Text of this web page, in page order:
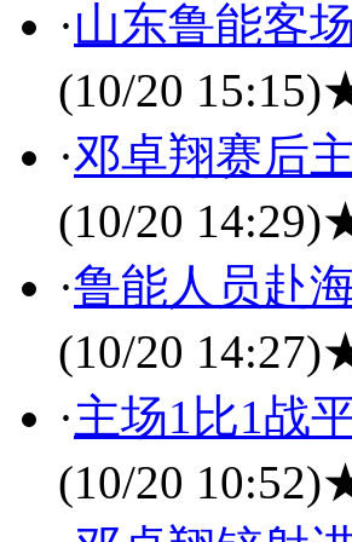
·山东鲁能客
(10/20 15:15)
·邓卓翔赛后
(10/20 14:29)
·鲁能人员赴
(10/20 14:27)
·主场1比1战
(10/20 10:52)